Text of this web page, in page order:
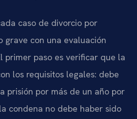
caso de divorcio por
grave con una evaluación
primer paso es verificar que la
los requisitos legales: debe
prisión por más de un año por
condena no debe haber sido